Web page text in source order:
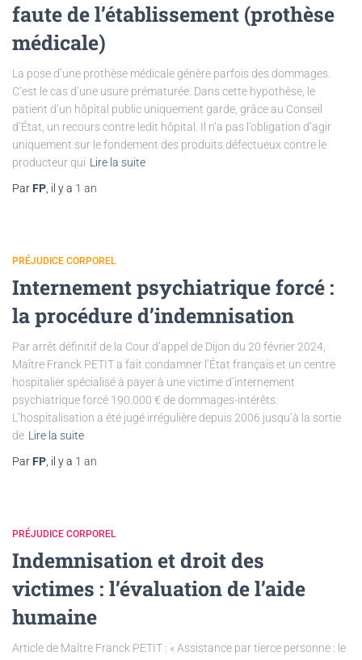
faute de l’établissement (prothèse
médicale)
La pose d’une prothèse médicale génère parfois des dommages.
C’est le cas d’une usure prématurée. Dans cette hypothèse, le
patient d’un hôpital public uniquement garde, grâce au Conseil
d’État, un recours contre ledit hôpital. Il n’a pas l’obligation d’agir
uniquement sur le fondement des produits défectueux contre le
producteur qui Lire la suite
Par FP , il y a 1 an
PRÉJUDICE CORPOREL
Internement psychiatrique forcé :
la procédure d’indemnisation
Par arrêt définitif de la Cour d’appel de Dijon du 20 février 2024,
Maître Franck PETIT a fait condamner l’État français et un centre
hospitalier spécialisé à payer à une victime d’internement
psychiatrique forcé 190.000 € de dommages-intérêts.
L’hospitalisation a été jugé irrégulière depuis 2006 jusqu’à la sortie
de Lire la suite
Par FP , il y a 1 an
PRÉJUDICE CORPOREL
Indemnisation et droit des
victimes : l’évaluation de l’aide
humaine
Article de Maître Franck PETIT : « Assistance par tierce personne : le